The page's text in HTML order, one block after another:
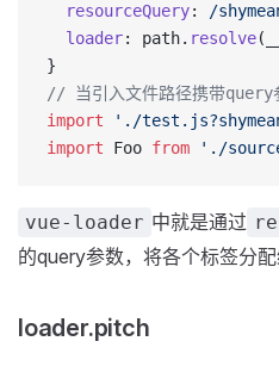
  resourceQuery
: /
  loader
: path. resolve
}
// 当引入文件路径携带query
import './
import Foo from './
vue-loader 中就是通过
的query参数，将各个标签分
loader.pitch